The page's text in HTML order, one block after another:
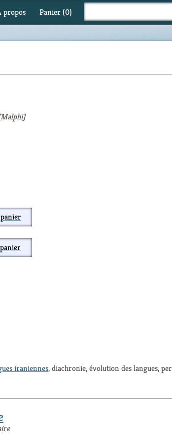
propos Panier (0)
iraniennes, diachronie, évolution des langues,